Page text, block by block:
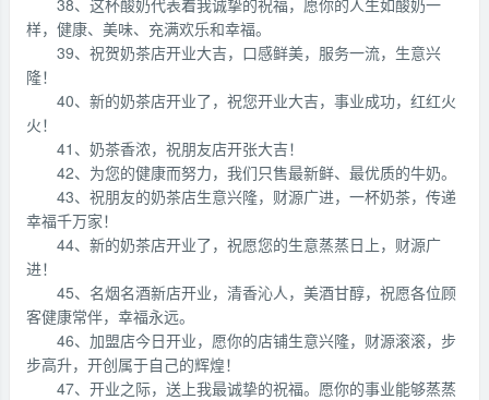
38、这杯酸奶代表着我诚挚的祝福，愿你的人生如酸奶一
样，健康、美味、充满欢乐和幸福。
39、祝贺奶茶店开业大吉，口感鲜美，服务一流，生意兴
隆！
40、新的奶茶店开业了，祝您开业大吉，事业成功，红红火
火！
41、奶茶香浓，祝朋友店开张大吉！
42、为您的健康而努力，我们只售最新鲜、最优质的牛奶。
43、祝朋友的奶茶店生意兴隆，财源广进，一杯奶茶，传递
幸福千万家！
44、新的奶茶店开业了，祝愿您的生意蒸蒸日上，财源广
进！
45、名烟名酒新店开业，清香沁人，美酒甘醇，祝愿各位顾
客健康常伴，幸福永远。
46、加盟店今日开业，愿你的店铺生意兴隆，财源滚滚，步
步高升，开创属于自己的辉煌！
47、开业之际，送上我最诚挚的祝福。愿你的事业能够蒸蒸